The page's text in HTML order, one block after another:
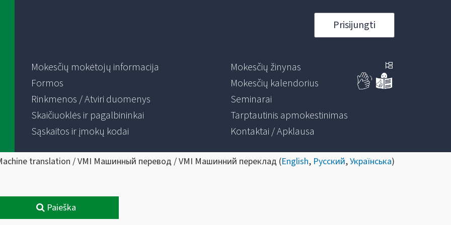
Prisijungti
Mokesčių mokėtojų informacija
Formos
Rinkmenos / Atviri duomenys
Skaičiuoklės ir pagalbininkai
Sąskaitos ir įmokų kodai
Mokesčių žinynas
Mokesčių kalendorius
Seminarai
Tarptautinis apmokestinimas
Kontaktai / Apklausa
translation / VMI Машинный перевод / VMI Машинний переклад (English, Русский,Українська)
Paieška